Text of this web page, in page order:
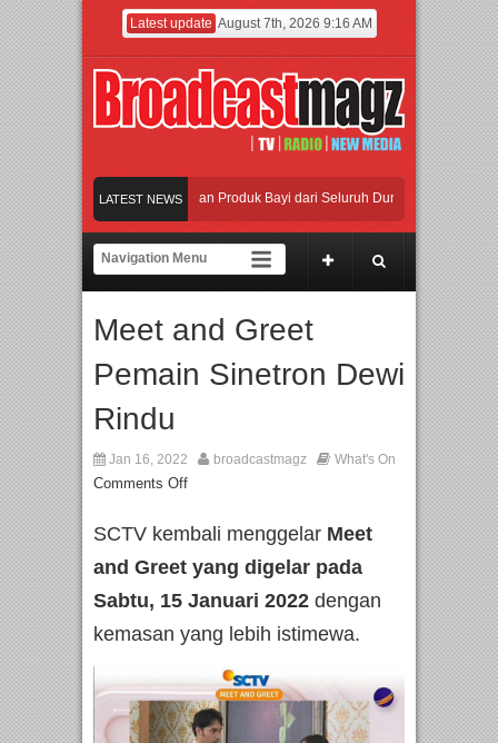
Latest update August 7th, 2026 9:16 AM
LATEST NEWS
dengan Ribuan Mainan dan Produk Bayi dari Seluruh Dunia, IBTE 2026 Siap
dan Peluang Bisnis Industri Gifts dan Housewares Asia Tenggara, IGHE
Warisan Dan Semangat Lokal, BIRKENSTOCK INDONESIA Membuka Took di
dengan Ribuan Mainan dan Produk Bayi dari Seluruh Dunia, IBTE 2026 Siap
Meet and Greet
Pemain Sinetron Dewi
Rindu
Jan 16, 2022 broadcastmagz What's On
Comments Off
SCTV kembali menggelar Meet
and Greet yang digelar pada
Sabtu, 15 Januari 2022 dengan
kemasan yang lebih istimewa.